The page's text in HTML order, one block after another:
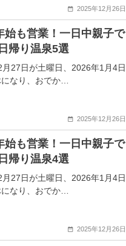
2025年12月26日
始も営業！一日中親子で
帰り温泉5選
27日が土曜日、2026年1月4日
なり、おでか…
2025年12月26日
始も営業！一日中親子で
帰り温泉4選
27日が土曜日、2026年1月4日
なり、おでか…
2025年12月26日